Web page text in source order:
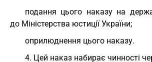
подання цього наказу на
до Міністерства юстиції України;
оприлюднення цього наказу.
4. Цей наказ набирає чинності